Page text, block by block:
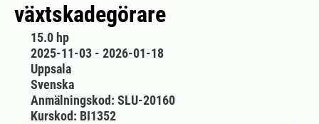
växtskadegörare
15.0 hp
2025-11-03 - 2026-01-18
Uppsala
Svenska
Anmälningskod: SLU-20160
Kurskod: BI1352